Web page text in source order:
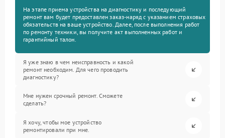
На этапе приема устройства на диагностику и последующий
ремонт вам будет предоставлен заказ-наряд с указанием страховых
обязательств на ваше устройство. Далее, после выполнения работ
по ремонту техники, вы получите акт выполненных работ и
гарантийный талон.
Я уже знаю в чем неисправность и какой
ремонт необходим. Для чего проводить
диагностику?
Мне нужен срочный ремонт. Сможете
сделать?
Я хочу, чтобы мое устройство
ремонтировали при мне.